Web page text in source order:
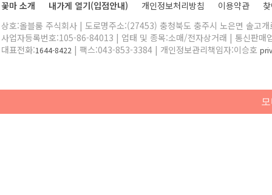
꽃마 소개 내가게 열기(입점안내) 개인정보처리방침 이용약관
상호:올블룸 주식회사 | 도로명주소:(27453) 충청북도 충주시 노은면 솔고
사업자등록번호:105-86-84013 | 업태 및 종목:소매/전자상거래 | 통신판매
대표전화:1644-8422 | 팩스:043-853-3384 | 개인정보관리책임자:이승호